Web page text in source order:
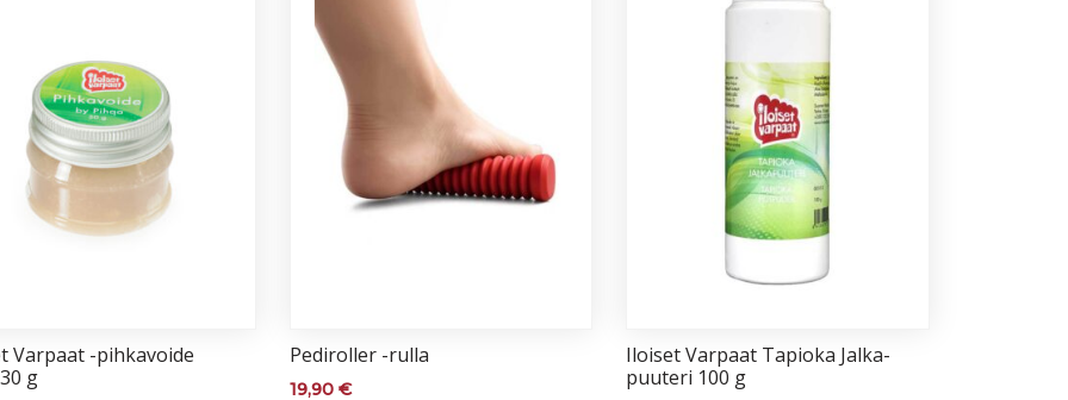
Var­paat -pih­ka­voi­de
g
Pe­di­rol­ler -rul­la
19,90 €
Iloi­set Var­paat Ta­pio­ka Jal­ka­
puu­te­ri 100 g